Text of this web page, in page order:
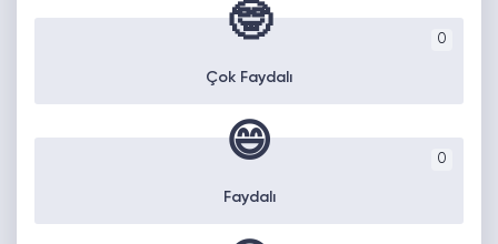
0
🤓
Çok Faydalı
0
😄
Faydalı